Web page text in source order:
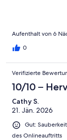
Aufenthalt von 6
0
Verifizierte
10/10 –
Cathy S.
21. Jän. 2026
Gut:
des Onlineauftritts